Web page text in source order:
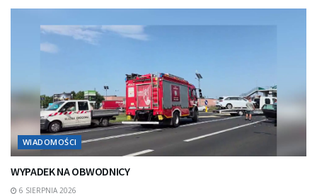
WIADOMOŚCI
WYPADEK NA OBWODNICY
6 SIERPNIA 2026